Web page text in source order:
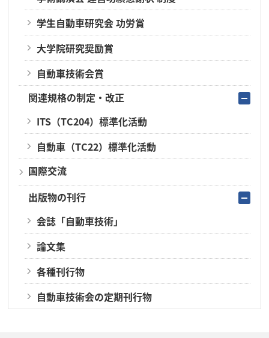
学生自動車研究会 功労賞
大学院研究奨励賞
自動車技術会賞
関連規格の制定・改正
ITS（TC204）標準化活動
自動車（TC22）標準化活動
国際交流
出版物の刊行
会誌「自動車技術」
論文集
各種刊行物
自動車技術会の定期刊行物